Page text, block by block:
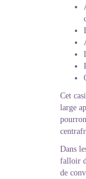
Cet
large
Dans
falloir
de